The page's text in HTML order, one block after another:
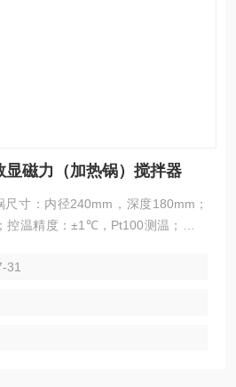
磁力（加热锅）搅拌器
寸：内径240mm，深度180mm；
温精度：±1℃，Pt100测温；内、
不跳子；
31